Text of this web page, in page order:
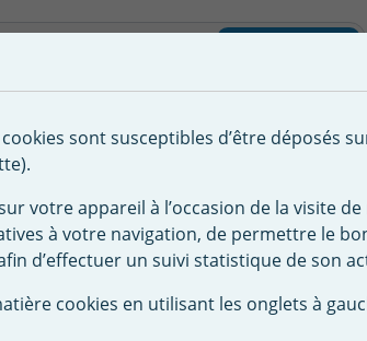
Chauffage & Couverture Autour de la
robot Polaris Sac K14 W7230103 N°1
N°1 ultra fin
sont susceptibles d’être déposés
votre appareil à l’occasion de la visite
à votre navigation, de permettre le
d’effectuer un suivi statistique de son
cookies en utilisant les onglets à